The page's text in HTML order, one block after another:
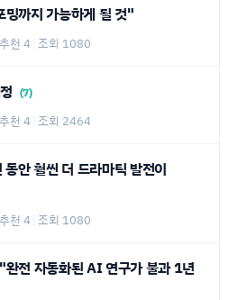
까지 가능하게 될 것"
추천 4 조회 1080
(7)
추천 4 조회 2464
안 훨씬 더 드라마틱 발전이
추천 4 조회 1080
전 자동화된 AI 연구가 불과 1년